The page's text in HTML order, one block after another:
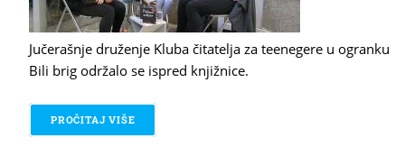
Jučerašnje druženje Kluba čitatelja za teenegere u ogranku
Bili brig održalo se ispred knjižnice.
PROČITAJ VIŠE